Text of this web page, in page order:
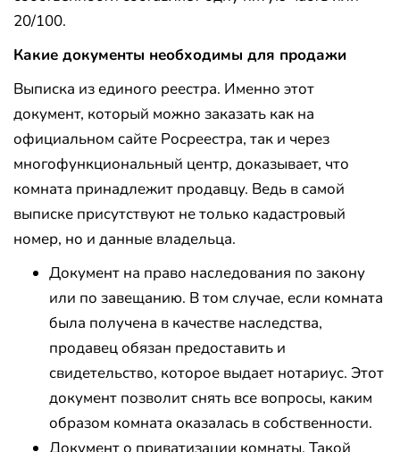
20/100.
Какие документы необходимы для продажи
Выписка из единого реестра. Именно этот
документ, который можно заказать как на
официальном сайте Росреестра, так и через
многофункциональный центр, доказывает, что
комната принадлежит продавцу. Ведь в самой
выписке присутствуют не только кадастровый
номер, но и данные владельца.
Документ на право наследования по закону
или по завещанию. В том случае, если комната
была получена в качестве наследства,
продавец обязан предоставить и
свидетельство, которое выдает нотариус. Этот
документ позволит снять все вопросы, каким
образом комната оказалась в собственности.